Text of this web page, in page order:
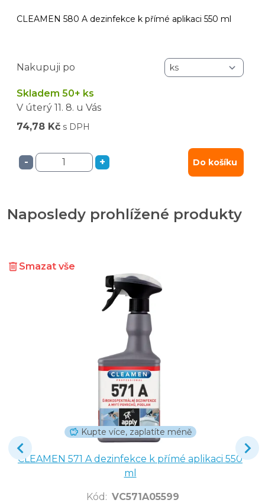
CLEAMEN 580 A dezinfekce k přímé aplikaci 550 ml
Nakupuji po
Skladem 50+ ks
V úterý 11. 8. u Vás
74,78 Kč s DPH
- + Do košíku
Naposledy prohlížené produkty
Smazat vše
Kupte více, zaplatíte méně
CLEAMEN 571 A dezinfekce k přímé aplikaci 550
ml
Kód : VC571A05599